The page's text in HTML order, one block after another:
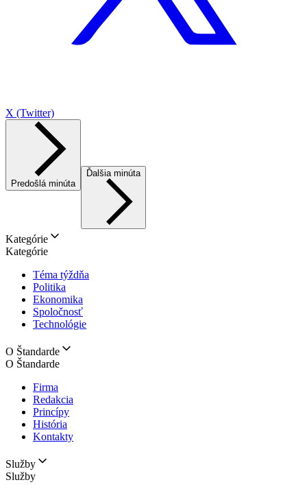
X (Twitter)
Predošlá minúta
Ďalšia minúta
Kategórie
Kategórie
Téma týždňa
Politika
Ekonomika
Spoločnosť
Technológie
O Štandarde
O Štandarde
Firma
Redakcia
Princípy
História
Kontakty
Služby
Služby